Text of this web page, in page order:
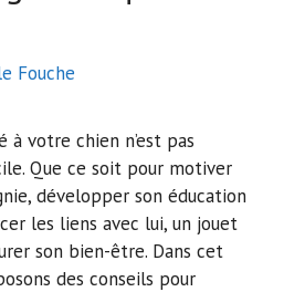
Fouche
à votre chien n’est pas
Que ce soit pour motiver
développer son éducation
les liens avec lui, un jouet
son bien-être. Dans cet
des conseils pour